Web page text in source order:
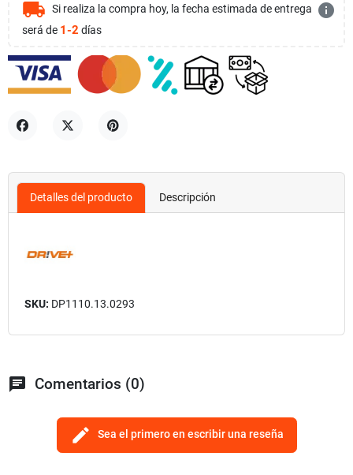
local_shipping Si realiza la compra hoy, la fecha estimada de entrega
será de 1-2 días
info
Detalles del producto Descripción
SKU: DP1110.13.0293
chat Comentarios (0)
edit Sea el primero en escribir una reseña